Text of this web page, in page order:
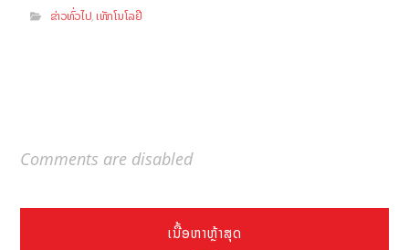
ຂ່າວທົ່ວໄປ ,ເທັກໂນໂລຢີ
Comments are disabled
ເນື້ອຫາຫຼ້າສຸດ